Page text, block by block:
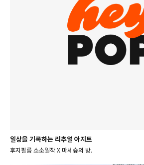
일상을 기록하는 리추얼 아지트
후지필름 소소일작 X 마세슾의 방.